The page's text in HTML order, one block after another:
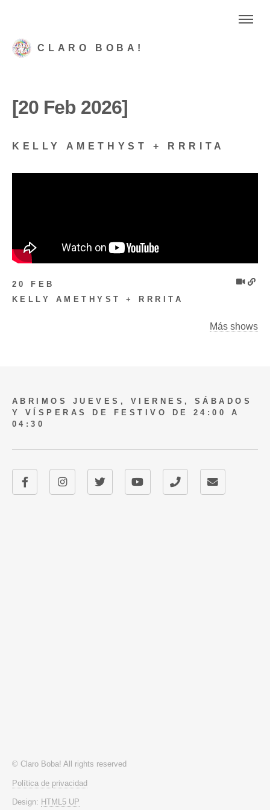
CLARO BOBA!
[20 Feb 2026]
KELLY AMETHYST + RRRITA
20 FEB
KELLY AMETHYST + RRRITA
Más shows
ABRIMOS JUEVES, VIERNES, SÁBADOS
Y VÍSPERAS DE FESTIVO DE 24:00 A
04:30
© Claro Boba! All rights reserved
Política de privacidad
Design: HTML5 UP